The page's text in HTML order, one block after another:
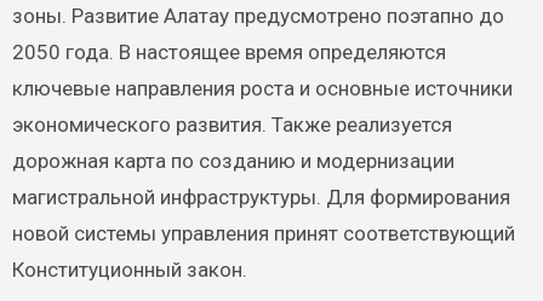
зоны. Развитие Алатау предусмотрено поэтапно до
2050 года. В настоящее время определяются
ключевые направления роста и основные источники
экономического развития. Также реализуется
дорожная карта по созданию и модернизации
магистральной инфраструктуры. Для формирования
новой системы управления принят соответствующий
Конституционный закон.